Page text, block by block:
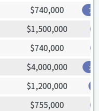
$740,000 ア
$1,500,000
$740,000
$4,000,000 ガ
$1,200,000
$755,000